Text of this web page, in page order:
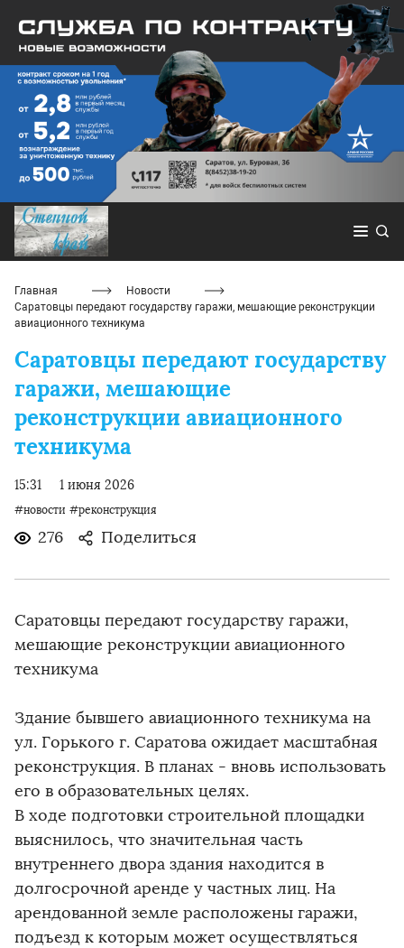
Главная
Новости
Саратовцы передают государству гаражи, мешающие реконструкции
авиационного техникума
Саратовцы передают государству
гаражи, мешающие
реконструкции авиационного
техникума
15:31 1 июня 2026
#новости #реконструкция
276 Поделиться
Саратовцы передают государству гаражи,
мешающие реконструкции авиационного
техникума
Здание бывшего авиационного техникума на
ул. Горького г. Саратова ожидает масштабная
реконструкция. В планах - вновь использовать
его в образовательных целях.
В ходе подготовки строительной площадки
выяснилось, что значительная часть
внутреннего двора здания находится в
долгосрочной аренде у частных лиц. На
арендованной земле расположены гаражи,
подъезд к которым может осуществляться